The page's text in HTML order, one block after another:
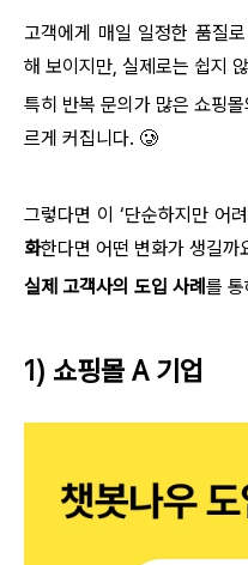
고객에게 매일 일정한 품질
해 보이지만, 실제로는 쉽지
특히 반복 문의가 많은 쇼핑
르게 커집니다. 🥲
그렇다면 이 ‘단순하지만 어
화한다면 어떤 변화가 생길까
실제 고객사의 도입 사례 를
1) 쇼핑몰 A 기업